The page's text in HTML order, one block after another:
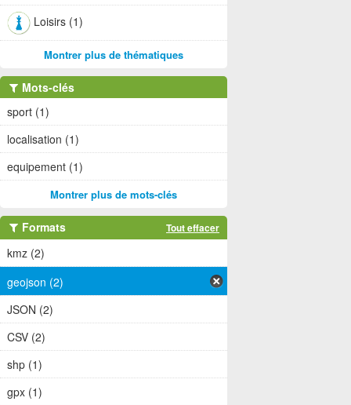
Loisirs (1)
Montrer plus de thématiques
Mots-clés
sport (1)
localisation (1)
equipement (1)
Montrer plus de mots-clés
Formats Tout effacer
kmz (2)
geojson (2)
JSON (2)
CSV (2)
shp (1)
gpx (1)